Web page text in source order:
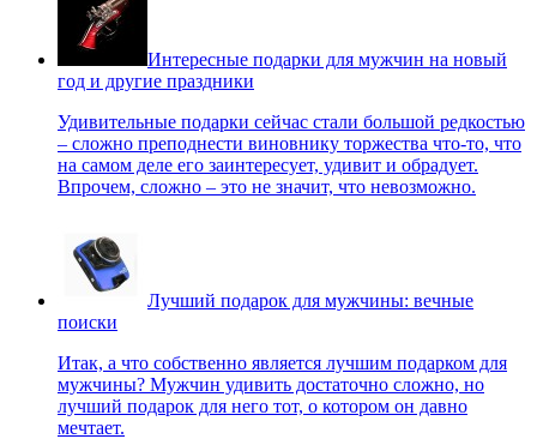
Интересные подарки для мужчин на новый
год и другие праздники
Удивительные подарки сейчас стали большой редкостью
– сложно преподнести виновнику торжества что-то, что
на самом деле его заинтересует, удивит и обрадует.
Впрочем, сложно – это не значит, что невозможно.
Лучший подарок для мужчины: вечные
поиски
Итак, а что собственно является лучшим подарком для
мужчины? Мужчин удивить достаточно сложно, но
лучший подарок для него тот, о котором он давно
мечтает.